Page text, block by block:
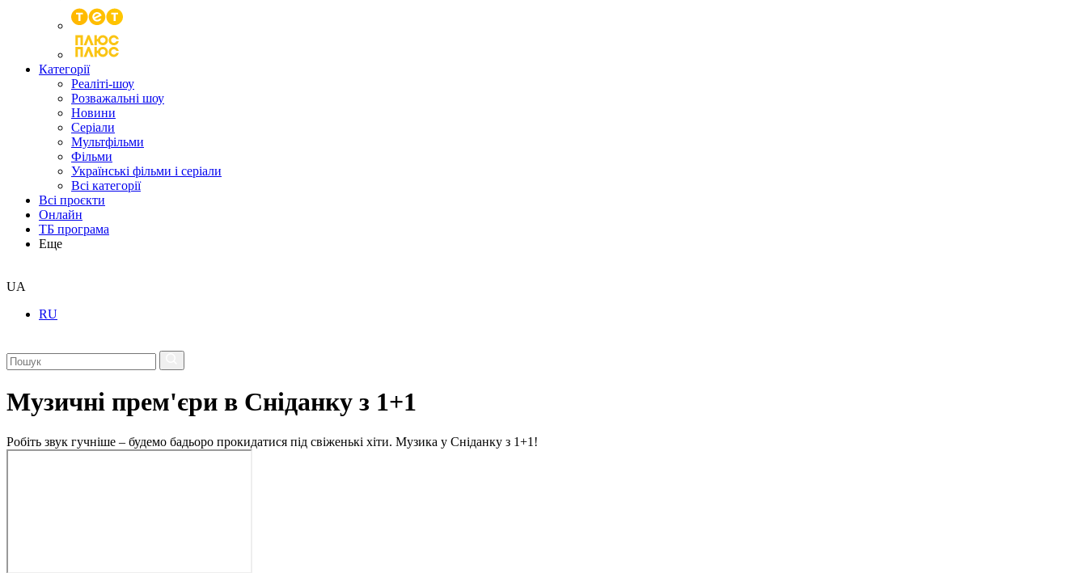
Категорії
Реаліті-шоу
Розважальні шоу
Новини
Серіали
Мультфільми
Фільми
Українські фільми і серіали
Всі категорії
Всі проєкти
Онлайн
ТБ програма
Еще
UA
RU
Музичні прем'єри в Сніданку з 1+1
Робіть звук гучніше – будемо бадьоро прокидатися під свіженькі хіти. Музика у Сніданку з 1+1!